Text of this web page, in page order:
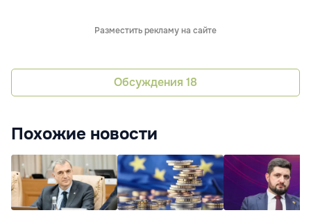
Разместить рекламу на сайте
Обсуждения 18
Похожие новости